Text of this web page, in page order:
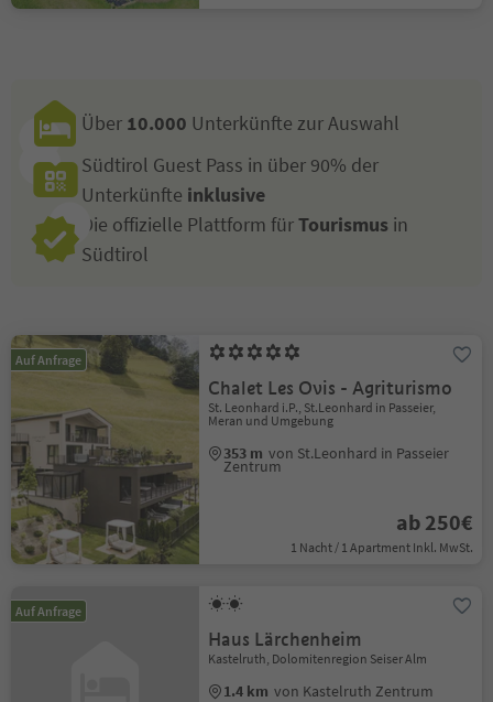
Über 10.000 Unterkünfte zur Auswahl
Südtirol Guest Pass in über 90% der
Unterkünfte inklusive
Die offizielle Plattform fürTourismus in
Südtirol
Auf Anfrage
Chalet Les Ovis - Agriturismo
St. Leonhard i.P., St.Leonhard in Passeier,
Meran und Umgebung
353 m von St.Leonhard in Passeier
Zentrum
ab 250€
1 Nacht / 1 Apartment Inkl. MwSt.
Auf Anfrage
Haus Lärchenheim
Kastelruth, Dolomitenregion Seiser Alm
1.4 km von Kastelruth Zentrum